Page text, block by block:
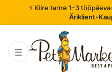
⚡ Kiire tarne 1–3 tööpäeva
Äriklient•